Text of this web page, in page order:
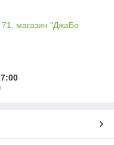
71, магазин "ДжаБо